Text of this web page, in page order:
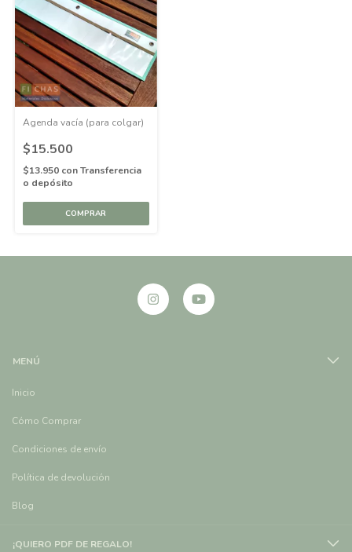
Agenda vacía (para colgar)
$15.500
$13.950 conTransferencia
o depósito
MENÚ
Inicio
Cómo Comprar
Condiciones de envío
Política de devolución
Blog
¡QUIERO PDF DE REGALO!